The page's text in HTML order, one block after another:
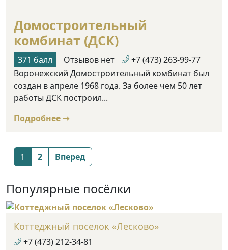
Домостроительный
комбинат (ДСК)
371 балл Отзывов нет
+7 (473) 263-99-77
Воронежский Домостроительный комбинат был
создан в апреле 1968 года. За более чем 50 лет
работы ДСК построил...
Подробнее ➝
Posts
navigation
1 2 Вперед
Популярные посёлки
Коттеджный поселок «Лесково»
+7 (473) 212-34-81